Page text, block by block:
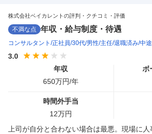
株式会社ベイカレントの評判・クチコミ・評価
不満な点 年収・給与制度・待遇
コンサルタント 正社員 30代 男性 主任 退職済み 中
3.0
年収
650万円/年
ボ
時間外手当
12万円
上司が自分と合わない場合は最悪。現場に